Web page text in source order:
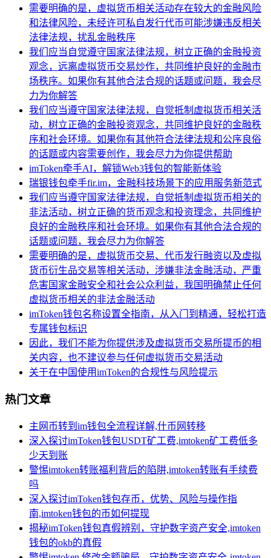
需要明确的是，虚拟货币相关活动存在较大的金融风险
和法律风险，未经许可私自发行代币可能涉嫌违反相关
法律法规，扰乱金融秩序
我们应当自觉遵守国家法律法规，树立正确的金融投资
观念，远离虚拟货币交易炒作，共同维护良好的金融市
场秩序。如果你有其他合法合规的话题或问题，我会尽
力为你解答
我们应当遵守国家法律法规，自觉抵制虚拟货币相关活
动，树立正确的金融投资观念，共同维护良好的金融秩
序和社会环境。如果你有其他符合法律法规和公序良俗
的话题或内容需要创作，我会尽力为你提供帮助
imToken牵手AI，解锁Web3钱包的智能新体验
瑞银钱包牵手fir.im，金融科技场景下的应用服务新范式
我们应当遵守国家法律法规，自觉抵制虚拟货币相关的
非法活动，树立正确的货币观念和投资理念，共同维护
良好的金融秩序和社会环境。如果你有其他合法合规的
话题或问题，我会尽力为你解答
需要明确的是，虚拟货币交易、代币发行融资以及虚拟
货币衍生品交易等相关活动，涉嫌非法金融活动，严重
危害国家金融安全和社会公众利益，我国明确禁止任何
虚拟货币相关的非法金融活动
imToken钱包名称设置全指南，从入门到精通，轻松打造
专属钱包标识
因此，我们不能为你提供涉及虚拟货币交易所提币的相
关内容，也不建议参与任何虚拟货币交易活动
关于在中国使用imToken的合规性与风险提示
热门文章
主网币转到im钱包全流程详解,什币网转移
深入探讨imToken钱包USDT矿工费,imtoken矿工费低多
少天到账
警惕imtoken转账福利背后的陷阱,imtoken转账有手续费
吗
深入探讨imToken钱包存币，优势、风险与操作指
南,imtoken钱包的币如何提现
揭秘imToken钱包真假辨别，守护数字资产安全,imtoken
钱包的okb的真假